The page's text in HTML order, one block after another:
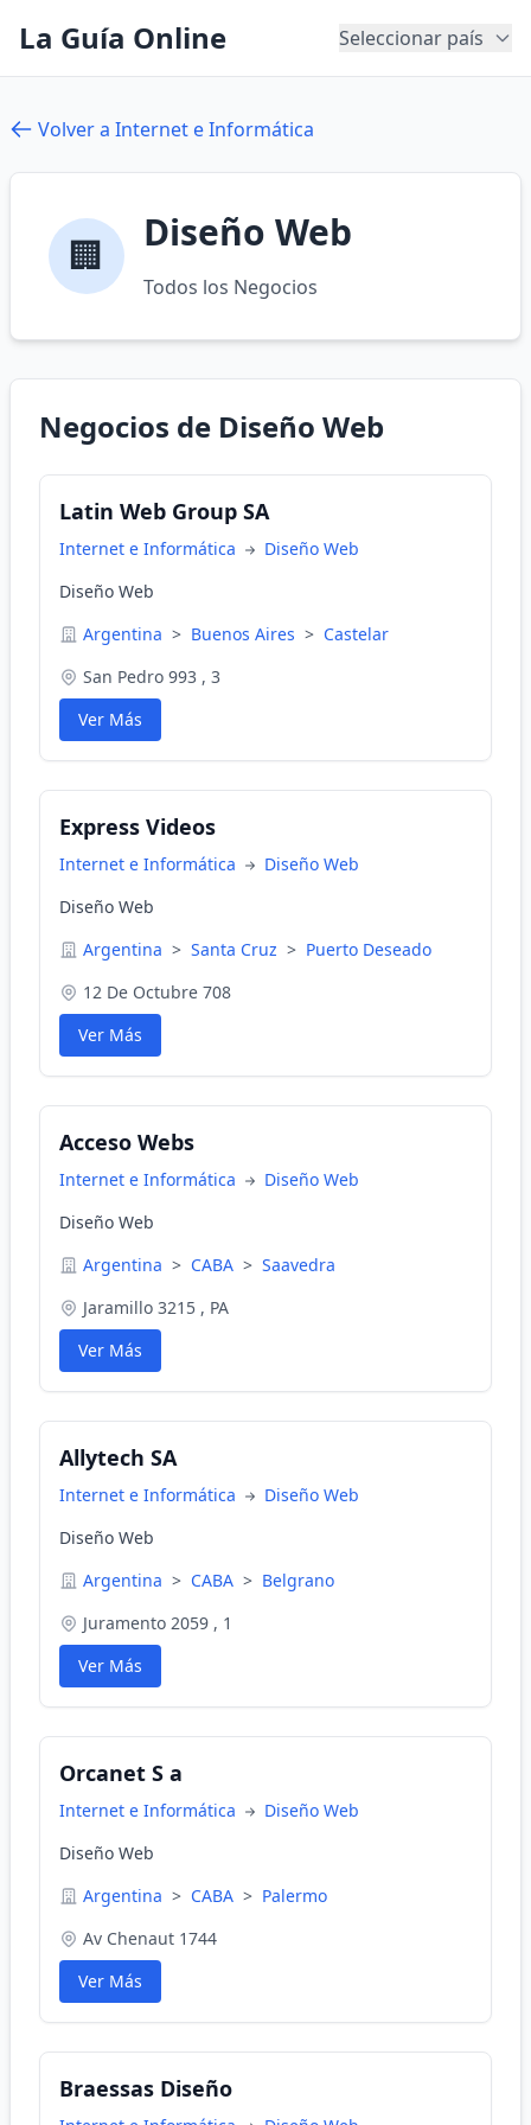
La Guía Online Seleccionar país
Volver a Internet e Informática
🏢 Diseño Web
Todos los Negocios
Negocios de Diseño Web
Latin Web Group SA
Internet e Informática
Diseño Web
Diseño Web
Argentina > Buenos Aires > Castelar
San Pedro 993 , 3
Ver Más
Express Videos
Internet e Informática
Diseño Web
Diseño Web
Argentina > Santa Cruz > Puerto Deseado
12 De Octubre 708
Ver Más
Acceso Webs
Internet e Informática
Diseño Web
Diseño Web
Argentina > CABA > Saavedra
Jaramillo 3215 , PA
Ver Más
Allytech SA
Internet e Informática
Diseño Web
Diseño Web
Argentina > CABA > Belgrano
Juramento 2059 , 1
Ver Más
Orcanet S a
Internet e Informática
Diseño Web
Diseño Web
Argentina > CABA > Palermo
Av Chenaut 1744
Ver Más
Braessas Diseño